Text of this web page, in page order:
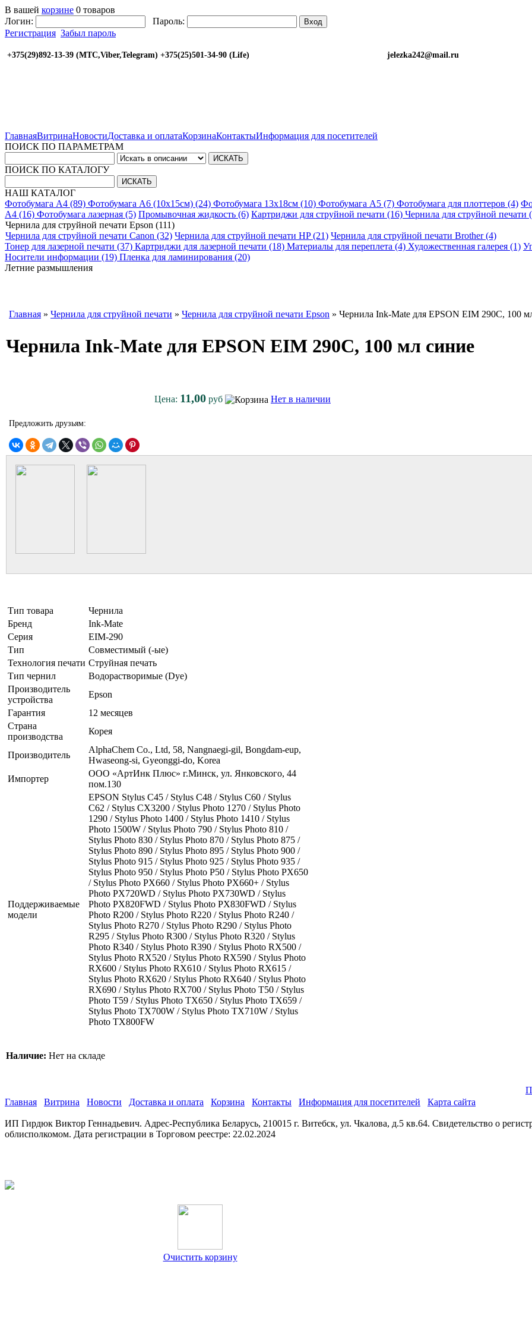
В вашей корзине 0 товаров
Логин:
Пароль: Вход
Регистрация Забыл пароль
+375(29)892-13-39 (МТС,Viber,Telegram) +375(25)501-34-90 (Life) jelezka242@mail.ru
ГлавнаяВитринаНовостиДоставка и оплатаКорзинаКонтактыИнформация для посетителей
ПОИСК ПО ПАРАМЕТРАМ
ПОИСК ПО КАТАЛОГУ
НАШ КАТАЛОГ
Фотобумага A4 (89) Фотобумага A6 (10х15см) (24) Фотобумага 13х18см (10) Фотобумага A5 (7) Фотобумага для плоттеров (4)
A4 (16) Фотобумага лазерная (5) Промывочная жидкость (6) Картриджи для струйной печати (16) Чернила для струйной печати
Чернила для струйной печати Epson (111)
Чернила для струйной печати Canon (32) Чернила для струйной печати HP (21) Чернила для струйной печати Brother (4)
Тонер для лазерной печати (37) Картриджи для лазерной печати (18) Материалы для переплета (4) Художественная галерея (1)
Носители информации (19) Пленка для ламинирования (20)
Летние размышления
Главная » Чернила для струйной печати » Чернила для струйной печати Epson » Чернила Ink-Mate для EPSON EIM 290C, 100
Чернила Ink-Mate для EPSON EIM 290C, 100 мл синие
Цена: 11,00 руб Нет в наличии
Предложить друзьям:
Тип товара
Чернила
Бренд
Ink-Mate
Серия
EIM-290
Тип
Совместимый (-ые)
Технология печати Струйная печать
Тип чернил
Водорастворимые (Dye)
Производитель
устройства
Epson
Гарантия
12 месяцев
Страна
производства
Корея
Производитель
AlphaChem Сo., Ltd, 58, Nangnaegi-gil, Bongdam-eup,
Hwaseong-si, Gyeonggi-do, Korea
Импортер
ООО «АртИнк Плюс» г.Минск, ул. Янковского, 44
пом.130
Поддерживаемые
модели
EPSON Stylus C45 / Stylus C48 / Stylus C60 / Stylus
C62 / Stylus CX3200 / Stylus Photo 1270 / Stylus Photo
1290 / Stylus Photo 1400 / Stylus Photo 1410 / Stylus
Photo 1500W / Stylus Photo 790 / Stylus Photo 810 /
Stylus Photo 830 / Stylus Photo 870 / Stylus Photo 875 /
Stylus Photo 890 / Stylus Photo 895 / Stylus Photo 900 /
Stylus Photo 915 / Stylus Photo 925 / Stylus Photo 935 /
Stylus Photo 950 / Stylus Photo P50 / Stylus Photo PX650
/ Stylus Photo PX660 / Stylus Photo PX660+ / Stylus
Photo PX720WD / Stylus Photo PX730WD / Stylus
Photo PX820FWD / Stylus Photo PX830FWD / Stylus
Photo R200 / Stylus Photo R220 / Stylus Photo R240 /
Stylus Photo R270 / Stylus Photo R290 / Stylus Photo
R295 / Stylus Photo R300 / Stylus Photo R320 / Stylus
Photo R340 / Stylus Photo R390 / Stylus Photo RX500 /
Stylus Photo RX520 / Stylus Photo RX590 / Stylus Photo
RX600 / Stylus Photo RX610 / Stylus Photo RX615 /
Stylus Photo RX620 / Stylus Photo RX640 / Stylus Photo
RX690 / Stylus Photo RX700 / Stylus Photo T50 / Stylus
Photo T59 / Stylus Photo TX650 / Stylus Photo TX659 /
Stylus Photo TX700W / Stylus Photo TX710W / Stylus
Photo TX800FW
Наличие: Нет на складе
Главная
Витрина Новости Доставка и оплата Корзина Контакты Информация для посетителей Карта сайта
ИП Гирдюк Виктор Геннадьевич. Адрес-Республика Беларусь, 210015 г. Витебск, ул. Чкалова, д.5 кв.64. Свидетельство о
облисполкомом. Дата регистрации в Торговом реестре: 22.02.2024
Очистить корзину